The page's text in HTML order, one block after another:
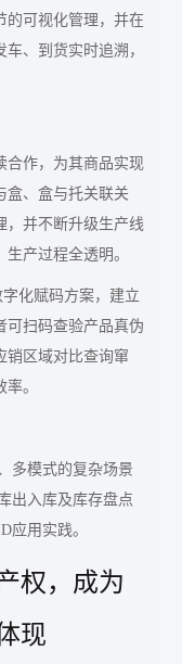
的可视化管理，并在
、到货实时追溯，
合作，为其商品实现
盒、盒与托关联关
，并不断升级生产线
产过程全透明。
字化赋码方案，建立
可扫码查验产品真伪
销区域对比查询窜
。
多模式的复杂场景
出入库及库存盘点
应用实践。
权，成为
现